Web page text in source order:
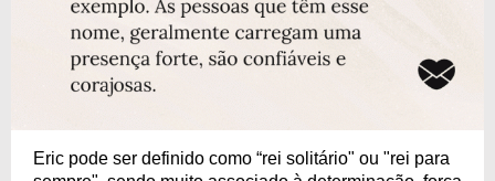
Eric pode ser definido como “rei solitário" ou "rei para